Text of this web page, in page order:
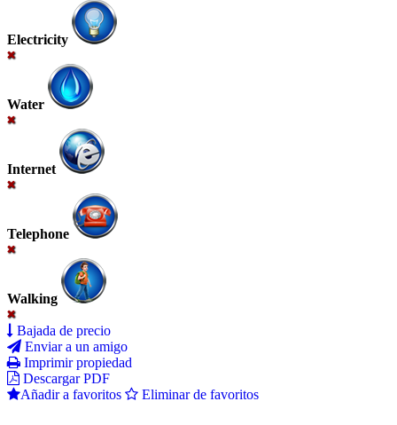
Electricity
Water
Internet
Telephone
Walking
Bajada de precio
Enviar a un amigo
Imprimir propiedad
Descargar PDF
Añadir a favoritos
Eliminar de favoritos